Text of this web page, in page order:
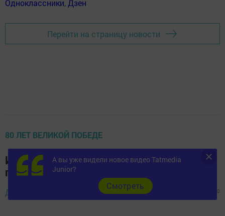
Одноклассники, Дзен
Перейти на страницу новости
80 ЛЕТ ВЕЛИКОЙ ПОБЕДЕ
Игра «Пройдем дорогами войны...»
прошла в Верхнеуслонской библиотеке
Диана Салихзанова,
26 апреля 2025 -
12:00
0
А вы уже видели новое видео Tatmedia
Junior?
Cмотреть